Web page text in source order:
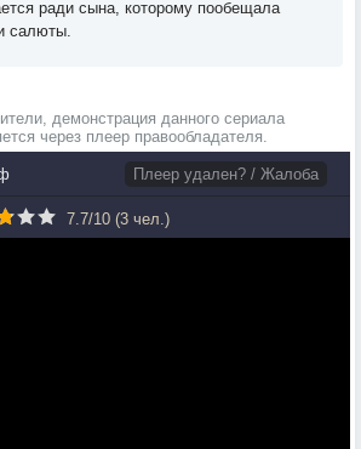
ради сына, которому пообещала
салюты.
демонстрация данного сериала
через плеер правообладателя.
Плеер удален? / Жалоба
7.7/10 (3 чел.)